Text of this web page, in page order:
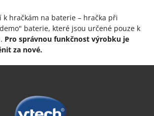
hračkám na baterie – hračka při
baterie, které jsou určené pouze k
Pro správnou funkčnost výrobku je
za nové.